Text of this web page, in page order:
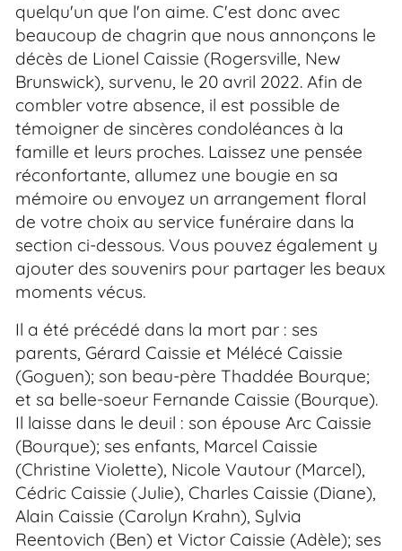
quelqu'un que l'on aime. C'est donc avec
beaucoup de chagrin que nous annonçons le
décès de Lionel Caissie (Rogersville, New
Brunswick), survenu, le 20 avril 2022. Afin de
combler votre absence, il est possible de
témoigner de sincères condoléances à la
famille et leurs proches. Laissez une pensée
réconfortante, allumez une bougie en sa
mémoire ou envoyez un arrangement floral
de votre choix au service funéraire dans la
section ci-dessous. Vous pouvez également y
ajouter des souvenirs pour partager les beaux
moments vécus.
Il a été précédé dans la mort par : ses
parents, Gérard Caissie et Mélécé Caissie
(Goguen); son beau-père Thaddée Bourque;
et sa belle-soeur Fernande Caissie (Bourque).
Il laisse dans le deuil : son épouse Arc Caissie
(Bourque); ses enfants, Marcel Caissie
(Christine Violette), Nicole Vautour (Marcel),
Cédric Caissie (Julie), Charles Caissie (Diane),
Alain Caissie (Carolyn Krahn), Sylvia
Reentovich (Ben) et Victor Caissie (Adèle); ses